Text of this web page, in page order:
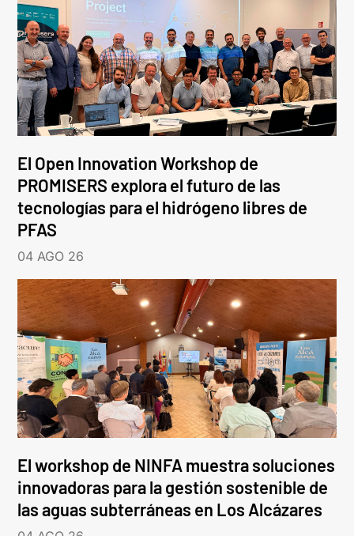
El Open Innovation Workshop de
PROMISERS explora el futuro de las
tecnologías para el hidrógeno libres de
PFAS
04 AGO 26
El workshop de NINFA muestra soluciones
innovadoras para la gestión sostenible de
las aguas subterráneas en Los Alcázares